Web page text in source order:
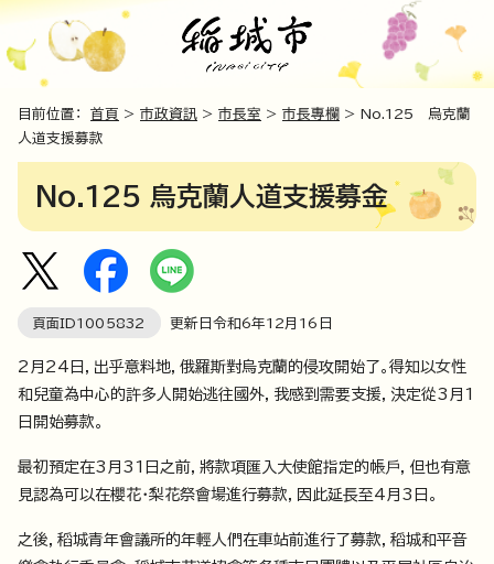
目前位置： 首頁 > 市政資訊 > 市長室 > 市長專欄 > No.125 烏克蘭
人道支援募款
No.125 烏克蘭人道支援募金
頁面ID1005832 更新日令和6年12月 16 日
2月24日，出乎意料地，俄羅斯對烏克蘭的侵攻開始了。得知以女性
和兒童為中心的許多人開始逃往國外，我感到需要支援，決定從3月1
日開始募款。
最初預定在3月31日之前，將款項匯入大使館指定的帳戶，但也有意
見認為可以在櫻花・梨花祭會場進行募款，因此延長至4月3日。
之後，稻城青年會議所的年輕人們在車站前進行了募款，稻城和平音